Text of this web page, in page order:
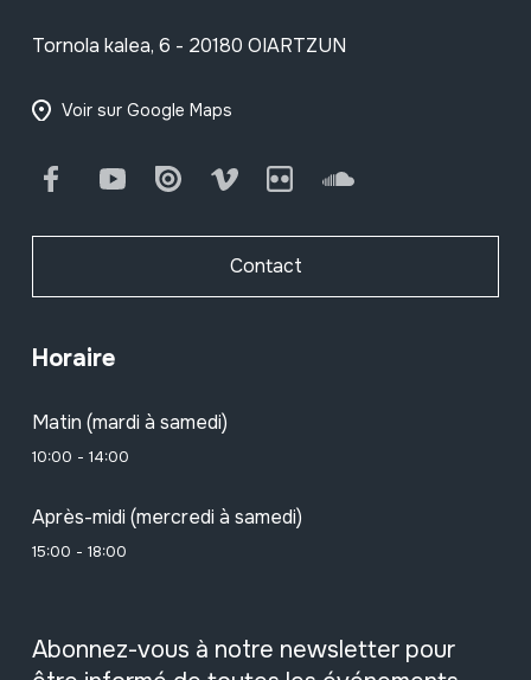
Tornola kalea, 6 - 20180 OIARTZUN
Voir sur Google Maps
FacebookYoutube Issuu Vimeo Flickr SoundCloud
Contact
Horaire
Matin (mardi à samedi)
10:00 - 14:00
Après-midi (mercredi à samedi)
15:00 - 18:00
Abonnez-vous à notre newsletter pour